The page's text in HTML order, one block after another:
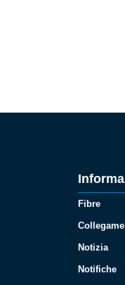
Fibre
Notizia
Notifiche